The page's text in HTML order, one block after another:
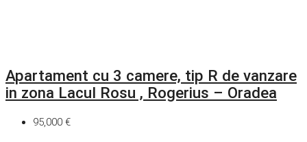
Apartament cu 3 camere, tip R de vanzare
in zona Lacul Rosu , Rogerius – Oradea
95,000 €